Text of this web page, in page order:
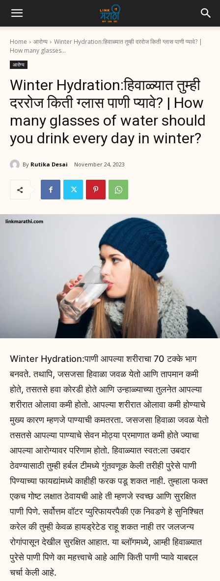
Home आरोग्य
Winter Hydration:हिवाळ्यात तुम्ही दररोज किती ग्लास पाणी प्यावे? |
How many glasses...
आरोग्य
Winter Hydration:हिवाळ्यात तुम्ही
दररोज किती ग्लास पाणी प्यावे? | How
many glasses of water should
you drink every day in winter?
By Rutika Desai November 24, 2023
Winter Hydration:पाणी आपल्या शरीराचा 70 टक्के भाग
बनवते. तथापि, जसजसा हिवाळा जवळ येतो आणि तापमान कमी
होते, तसतसे हवा कोरडी होते आणि उन्हाळ्याच्या तुलनेत आपल्या
शरीरात ओलावा कमी होतो. आपल्या शरीरात ओलावा कमी होण्याचे
मुख्य कारण म्हणजे पाण्याची कमतरता. जसजसा हिवाळा जवळ येतो
तसतसे आपल्या पाण्याचे सेवन मोठ्या प्रमाणात कमी होते ज्याचा
आपल्या आरोग्यावर परिणाम होतो. हिवाळ्यात स्वत:ला उबदार
ठेवण्यासाठी तुम्ही हर्बल टीमध्ये गुंतवणूक केली तरीही पुरेसे पाणी
पिण्याच्या फायद्यांमध्ये काहीही फरक पडू शकत नाही. तुम्हाला फक्त
एकच गोष्ट लक्षात ठेवायची आहे ती म्हणजे स्वच्छ आणि सुरक्षित
पाणी पिणे. सर्वोत्तम वॉटर प्युरिफायरपैकी एक निवडणे हे सुनिश्चित
करेल की तुम्ही केवळ हायड्रेटेड राहू शकत नाही तर जलजन्य
रोगांपासून देखील सुरक्षित आहात. या ब्लॉगमध्ये, आम्ही हिवाळ्यात
पुरेसे पाणी पिणे का महत्त्वाचे आहे आणि किती पाणी प्यावे याबद्दल
चर्चा केली आहे.